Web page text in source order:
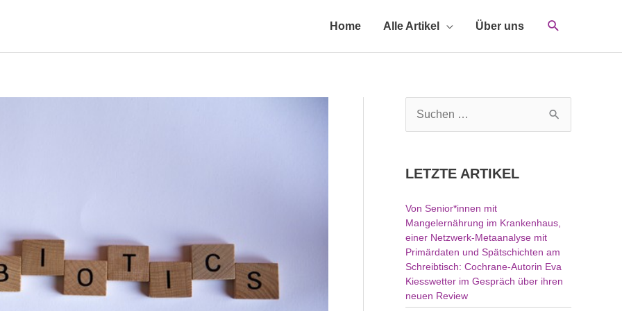
Home Alle Artikel Über uns
u
e
n
c
h
:
LETZTE ARTIKEL
Von Senior*innen mit
Mangelernährung im Krankenhaus,
einer Netzwerk-Metaanalyse mit
Primärdaten und Spätschichten am
Schreibtisch: Cochrane-Autorin Eva
Kiesswetter im Gespräch über ihren
neuen Review